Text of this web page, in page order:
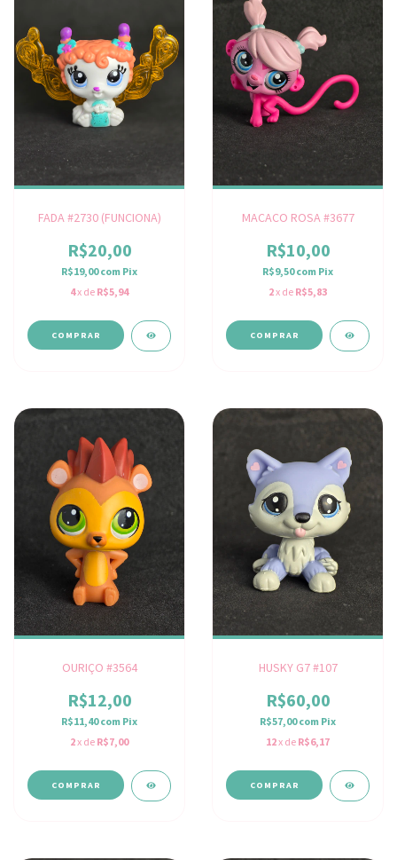
FADA #2730 (FUNCIONA)
R$20,00
R$19,00com Pix
4x de R$5,94
MACACO ROSA #3677
R$10,00
R$9,50com Pix
2x de R$5,83
OURIÇO #3564
R$12,00
R$11,40com Pix
2x de R$7,00
HUSKY G7 #107
R$60,00
R$57,00com Pix
12x de R$6,17